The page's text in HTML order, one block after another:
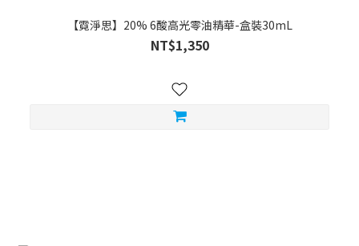
【霓淨思】20% 6酸高光零油精華-盒裝30mL
NT$1,350